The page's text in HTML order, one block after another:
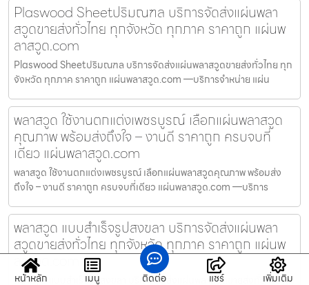
Plaswood Sheetปริมณฑล บริการจัดส่งแผ่นพลา
สวูดขายส่งทั่วไทย ทุกจังหวัด ทุกภาค ราคาถูก แผ่นพ
ลาสวูด.com
Plaswood Sheetปริมณฑล บริการจัดส่งแผ่นพลาสวูดขายส่งทั่วไทย ทุก
จังหวัด ทุกภาค ราคาถูก แผ่นพลาสวูด.com —บริการจำหน่าย แผ่น
พลาสวูด ใช้งานตกแต่งเพชรบูรณ์ เลือกแผ่นพลาสวูด
คุณภาพ พร้อมส่งถึงใจ – งานดี ราคาถูก ครบจบที่
เดียว แผ่นพลาสวูด.com
พลาสวูด ใช้งานตกแต่งเพชรบูรณ์ เลือกแผ่นพลาสวูดคุณภาพ พร้อมส่ง
ถึงใจ – งานดี ราคาถูก ครบจบที่เดียว แผ่นพลาสวูด.com —บริการ
พลาสวูด แบบสำเร็จรูปสงขลา บริการจัดส่งแผ่นพลา
สวูดขายส่งทั่วไทย ทุกจังหวัด ทุกภาค ราคาถูก แผ่นพ
ลาสวูด.com
พลาสวูด แบบสำเร็จรูปสงขลา บริการจัดส่งแผ่นพลาสวูดขายส่งทั่วไทย ทุก
หน้าหลัก เมนู ติดต่อ แชร์ เพิ่มเติม